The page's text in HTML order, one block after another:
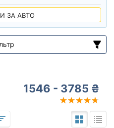
1546 - 3785 ₴
ЗА АВТО